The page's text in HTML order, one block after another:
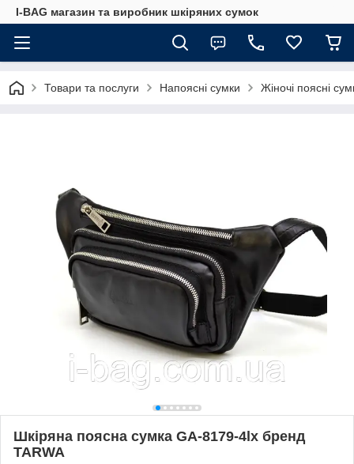
I-BAG магазин та виробник шкіряних сумок
Товари та послуги Напоясні сумки Жіночі поясні
Шкіряна поясна сумка GA-8179-4lx бренд
TARWA